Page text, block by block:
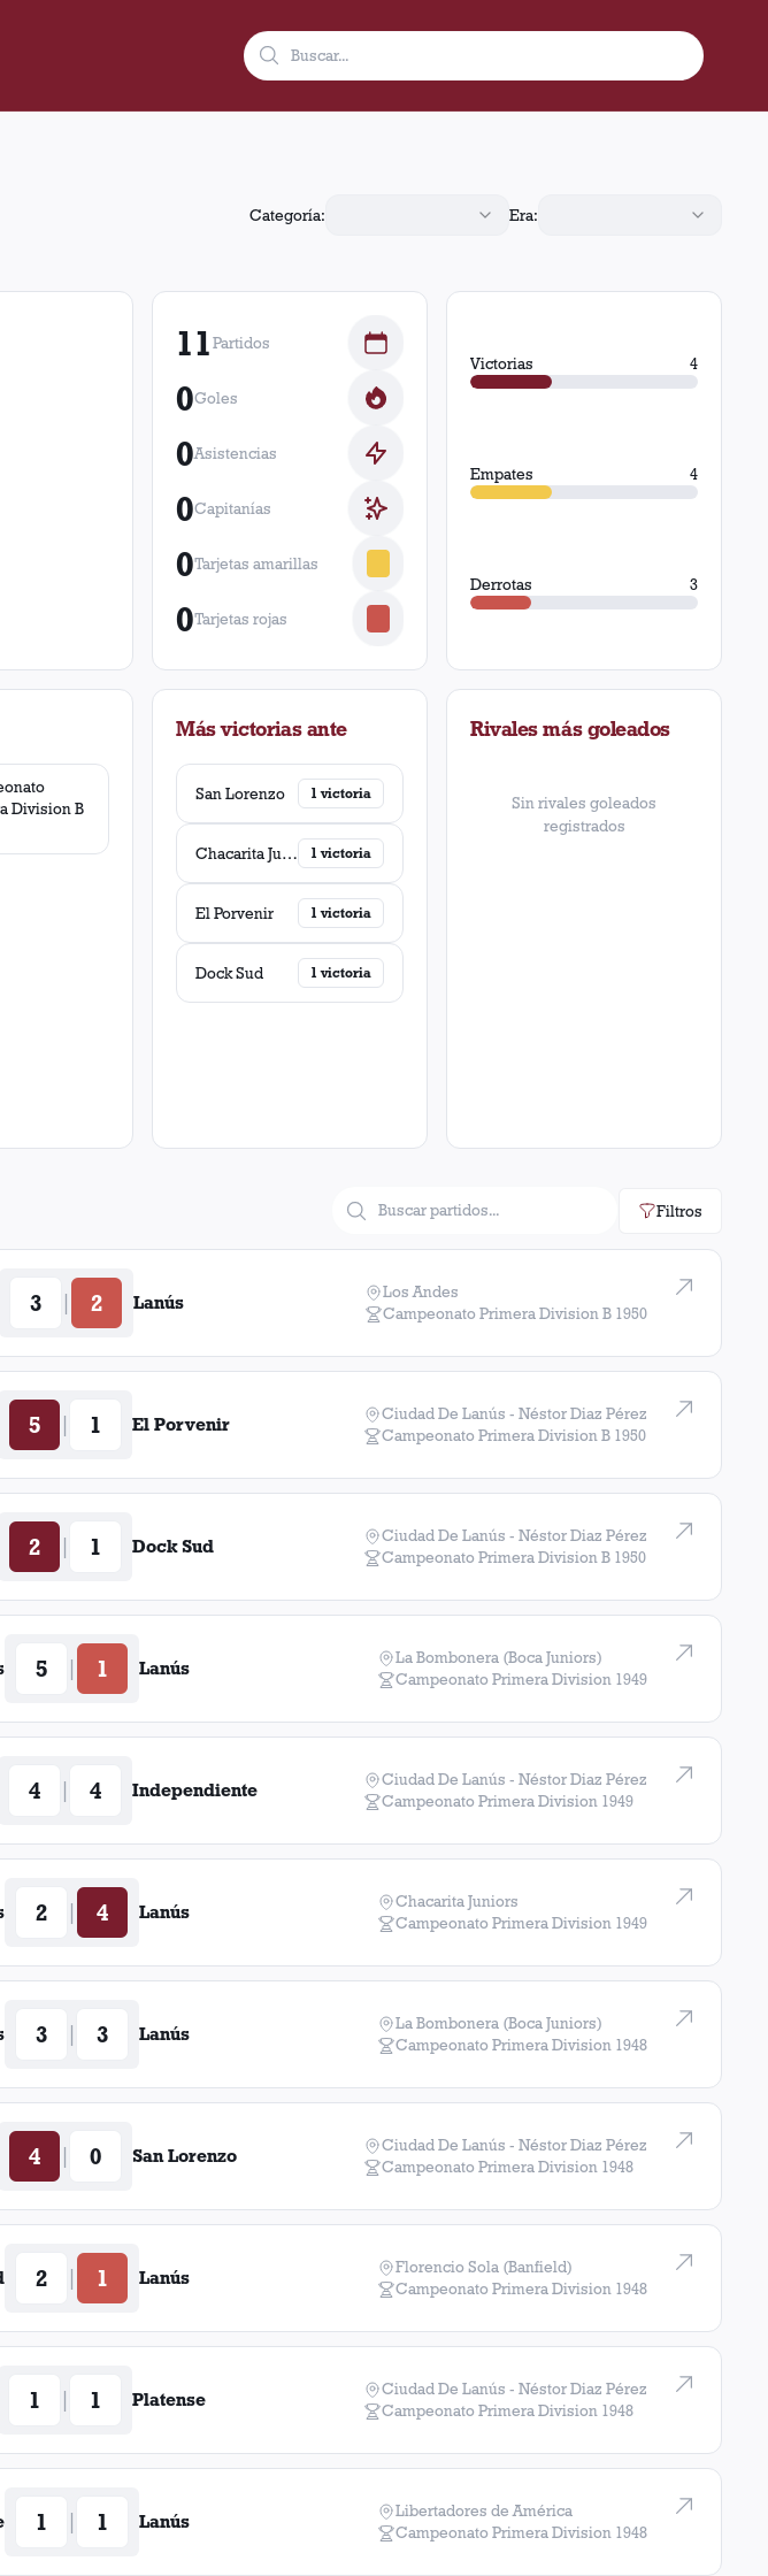
Categoría: Era:
11Partidos
0Goles
0Asistencias
0Capitanías
0Tarjetas amarillas
0Tarjetas rojas
Victorias 4
Empates 4
Derrotas 3
Division B
Más victorias ante
San Lorenzo 1 victoria
Chacarita Juniors 1 victoria
El Porvenir 1 victoria
Dock Sud 1 victoria
Rivales más goleados
Sin rivales goleados
registrados
Filtros
3 2 Lanús
Los Andes
Campeonato Primera Division B 1950
5 1 El Porvenir
Ciudad De Lanús - Néstor Diaz Pérez
Campeonato Primera Division B 1950
2 1 Dock Sud
Ciudad De Lanús - Néstor Diaz Pérez
Campeonato Primera Division B 1950
5 1 Lanús
La Bombonera (Boca Juniors)
Campeonato Primera Division 1949
4 4 Independiente
Ciudad De Lanús - Néstor Diaz Pérez
Campeonato Primera Division 1949
2 4 Lanús
Chacarita Juniors
Campeonato Primera Division 1949
3 3 Lanús
La Bombonera (Boca Juniors)
Campeonato Primera Division 1948
4 0 San Lorenzo
Ciudad De Lanús - Néstor Diaz Pérez
Campeonato Primera Division 1948
2 1 Lanús
Florencio Sola (Banfield)
Campeonato Primera Division 1948
1 1 Platense
Ciudad De Lanús - Néstor Diaz Pérez
Campeonato Primera Division 1948
1 1 Lanús
Libertadores de América
Campeonato Primera Division 1948